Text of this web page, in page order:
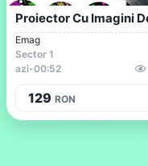
Emag
Sector 1
azi-00:52
129 RON